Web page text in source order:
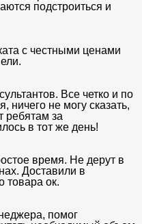
подстроиться и
с честными ценами
Все четко и по
ничего не могу сказать,
ребятам за
в тот же день!
время. Не дерут в
Доставили в
товара ок.
помог